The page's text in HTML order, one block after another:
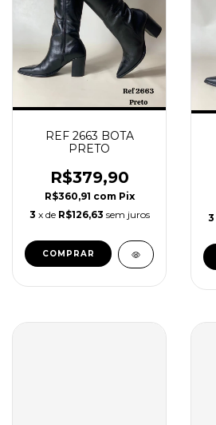
REF 2663 BOTA
PRETO
R$379,90
R$360,91 com Pix
3 x de R$126,63 sem juros
COMPRAR
3